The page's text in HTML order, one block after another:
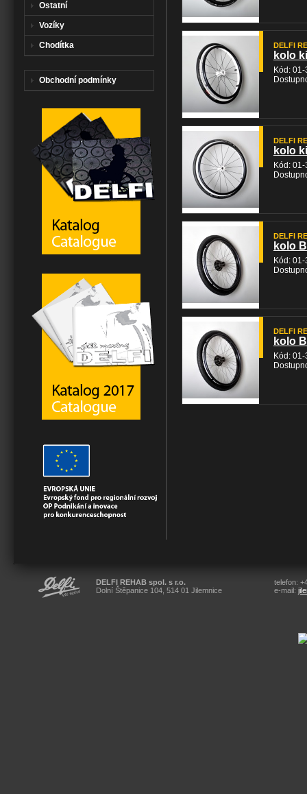
DELFI
kolo
Kód:
DELFI
kolo
Kód:
DELFI
kolo
Kód:
DELFI
kolo
Kód:
Ostatní
Vozíky
Chodítka
Obchodní podmínky
DELFI REHAB spol. s r.o.
Dolní Štěpanice 104, 514 01 Jilemnice
telefon:
e-mail: